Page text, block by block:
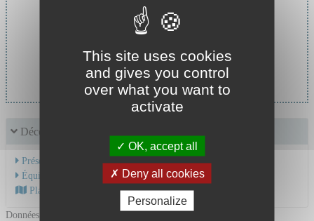
Chef de service :
Pr MOREL Jerome
Découvrir le service
Présentation de l'activité
Équipe Médicale
Plan d'accès au CHU
Données mises à jour le 03/11/2025
This site uses cookies
and gives you control
over what you want to
activate
OK, accept all
Deny all cookies
Personalize